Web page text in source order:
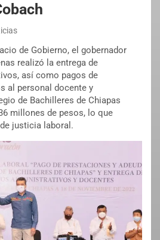
de Gobierno, el gobernador
realizó la entrega de
así como pagos de
al personal docente y
de Bachilleres de Chiapas
millones de pesos, lo que
justicia laboral.